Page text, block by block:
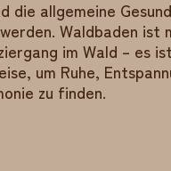
die allgemeine
Waldbaden ist
im Wald – es
um Ruhe,
zu finden.